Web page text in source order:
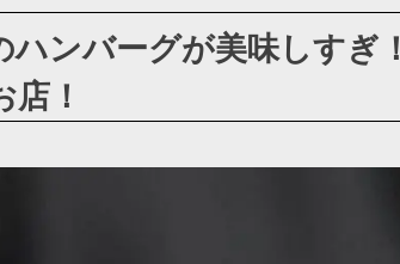
ンバーグが美味しすぎ！
！